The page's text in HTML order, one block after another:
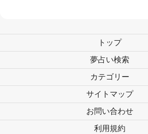
トップ
夢占い検索
カテゴリー
サイトマップ
お問い合わせ
利用規約